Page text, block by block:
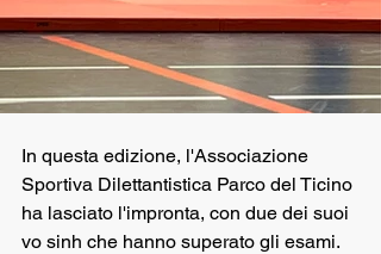
In questa edizione, l'Associazione
Sportiva Dilettantistica Parco del Ticino
ha lasciato l'impronta, con due dei suoi
vo sinh che hanno superato gli esami.